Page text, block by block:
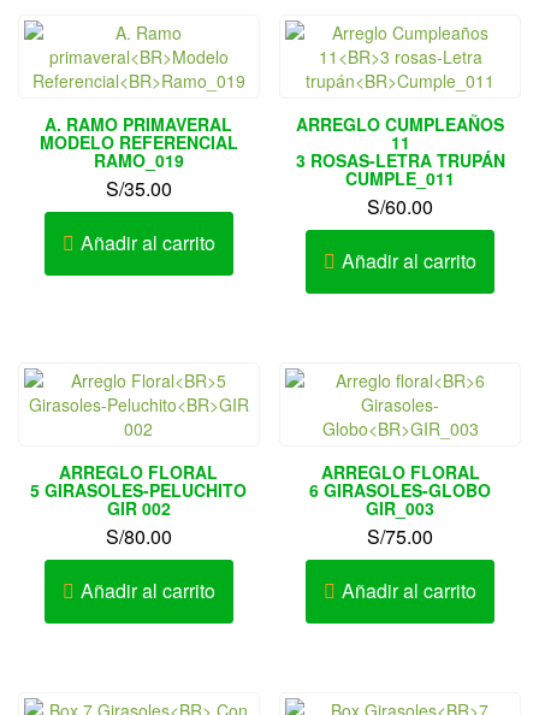
A. RAMO PRIMAVERAL
MODELO REFERENCIAL
RAMO_019
S/35.00
Añadir al carrito
ARREGLO CUMPLEAÑOS
11
3 ROSAS-LETRA TRUPÁN
CUMPLE_011
S/60.00
Añadir al carrito
ARREGLO FLORAL
5 GIRASOLES-PELUCHITO
GIR 002
S/80.00
Añadir al carrito
ARREGLO FLORAL
6 GIRASOLES-GLOBO
GIR_003
S/75.00
Añadir al carrito